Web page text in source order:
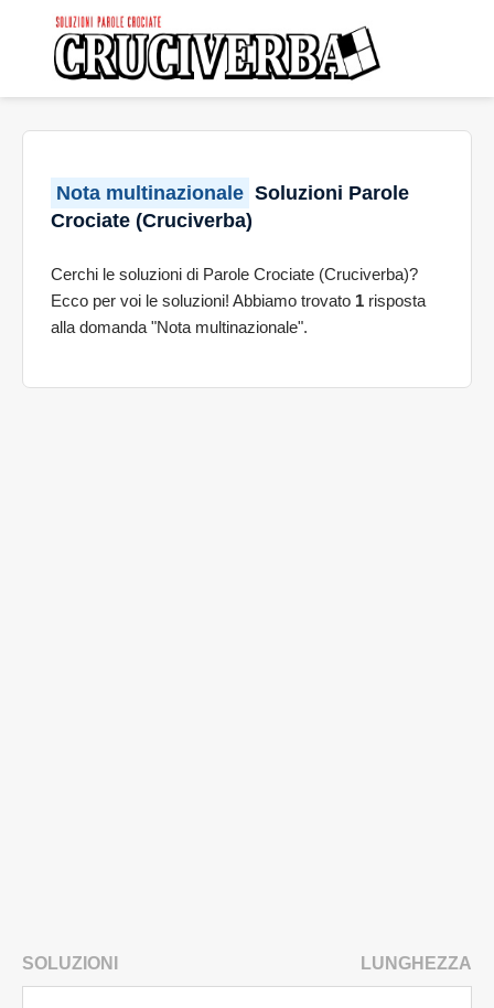
Nota multinazionale Soluzioni Parole
Crociate (Cruciverba)
Cerchi le soluzioni di Parole Crociate (Cruciverba)?
Ecco per voi le soluzioni! Abbiamo trovato 1 risposta
alla domanda "Nota multinazionale".
SOLUZIONI LUNGHEZZA